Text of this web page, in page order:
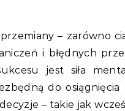
i błędnych
jest siła
do
– takie jak